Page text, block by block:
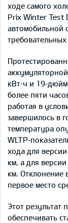
ходе самого
Prix Winter Test
автомобильной
кВт⋅ч и
более пяти
работая в
завершилось в
температура
хода для
км, а для
км. Отклонение
первое место
Этот результат
обеспечивать